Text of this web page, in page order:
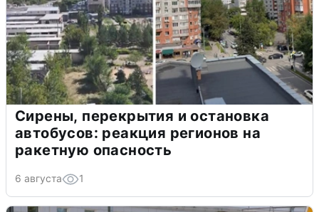
Сирены, перекрытия и остановка
автобусов: реакция регионов на
ракетную опасность
6 августа 1